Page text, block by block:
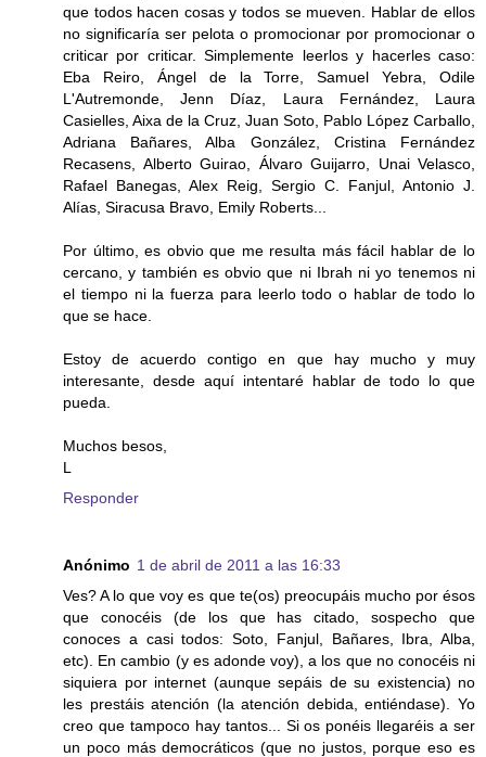
que todos hacen cosas y todos se mueven. Hablar de ellos
no significaría ser pelota o promocionar por promocionar o
criticar por criticar. Simplemente leerlos y hacerles caso:
Eba Reiro, Ángel de la Torre, Samuel Yebra, Odile
L'Autremonde, Jenn Díaz, Laura Fernández, Laura
Casielles, Aixa de la Cruz, Juan Soto, Pablo López Carballo,
Adriana Bañares, Alba González, Cristina Fernández
Recasens, Alberto Guirao, Álvaro Guijarro, Unai Velasco,
Rafael Banegas, Alex Reig, Sergio C. Fanjul, Antonio J.
Alías, Siracusa Bravo, Emily Roberts...
Por último, es obvio que me resulta más fácil hablar de lo
cercano, y también es obvio que ni Ibrah ni yo tenemos ni
el tiempo ni la fuerza para leerlo todo o hablar de todo lo
que se hace.
Estoy de acuerdo contigo en que hay mucho y muy
interesante, desde aquí intentaré hablar de todo lo que
pueda.
Muchos besos,
L
Responder
Anónimo 1 de abril de 2011 a las 16:33
Ves? A lo que voy es que te(os) preocupáis mucho por ésos
que conocéis (de los que has citado, sospecho que
conoces a casi todos: Soto, Fanjul, Bañares, Ibra, Alba,
etc). En cambio (y es adonde voy), a los que no conocéis ni
siquiera por internet (aunque sepáis de su existencia) no
les prestáis atención (la atención debida, entiéndase). Yo
creo que tampoco hay tantos... Si os ponéis llegaréis a ser
un poco más democráticos (que no justos, porque eso es